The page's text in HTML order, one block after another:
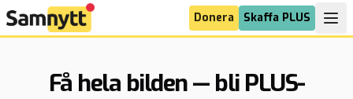
Donera Skaffa PLUS
Få hela bilden — bli PLUS-